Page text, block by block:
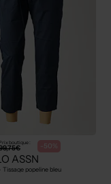
boutique : -50%
ASSN
Tissage popeline bleu